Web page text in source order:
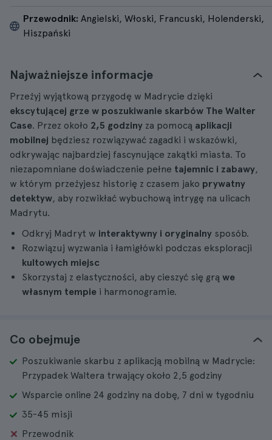
Przewodnik: Angielski, Włoski, Francuski, Holenderski,
Hiszpański
Najważniejsze informacje
Przeżyj wyjątkową przygodę w Madrycie dzięki
ekscytującej grze w poszukiwanie skarbów The Walter
Case. Przez około 2,5 godziny za pomocą aplikacji
mobilnej będziesz rozwiązywać zagadki i wskazówki,
odkrywając najbardziej fascynujące zakątki miasta. To
niezapomniane doświadczenie pełne tajemnic i zabawy,
w którym przeżyjesz historię z czasem jako prywatny
detektyw, aby rozwikłać wybuchową intrygę na ulicach
Madrytu.
Odkryj Madryt w interaktywny i oryginalny sposób.
Rozwiązuj wyzwania i łamigłówki podczas eksploracji
kultowych miejsc
Skorzystaj z elastyczności, aby cieszyć się grą we
własnym tempie i harmonogramie.
Co obejmuje
Poszukiwanie skarbu z aplikacją mobilną w Madrycie:
Przypadek Waltera trwający około 2,5 godziny
Wsparcie online 24 godziny na dobę, 7 dni w tygodniu
35-45 misji
Przewodnik